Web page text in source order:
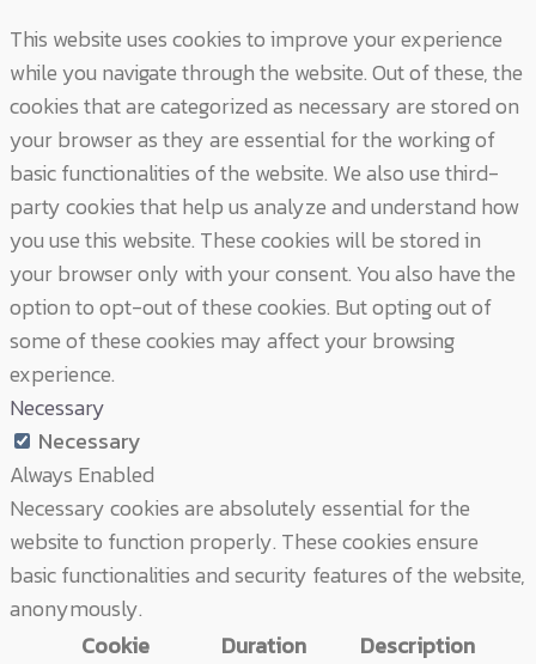
This website uses cookies to improve your experience
while you navigate through the website. Out of these, the
cookies that are categorized as necessary are stored on
your browser as they are essential for the working of
basic functionalities of the website. We also use third-
party cookies that help us analyze and understand how
you use this website. These cookies will be stored in
your browser only with your consent. You also have the
option to opt-out of these cookies. But opting out of
some of these cookies may affect your browsing
experience.
Necessary
Necessary
Always Enabled
Necessary cookies are absolutely essential for the
website to function properly. These cookies ensure
basic functionalities and security features of the website,
anonymously.
Cookie
Duration Description